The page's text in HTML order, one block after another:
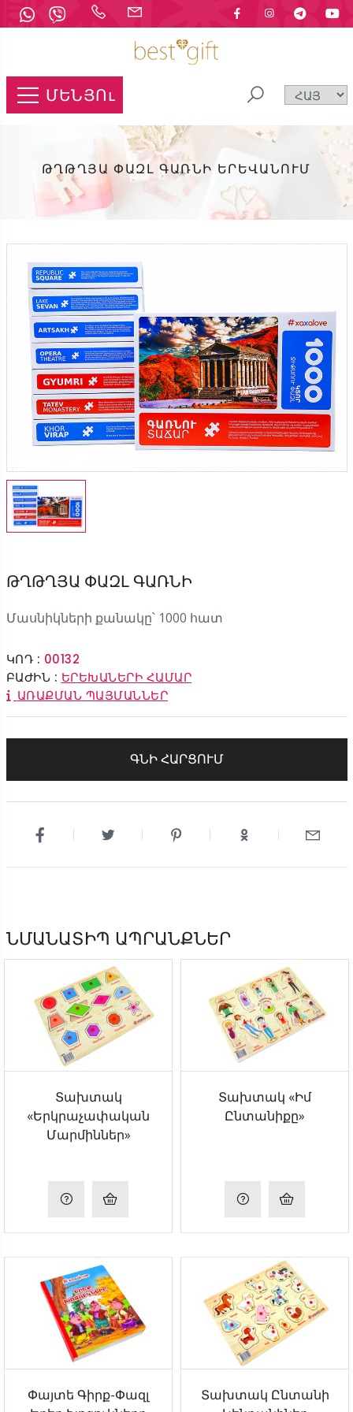
ՄԵՆՅՈւ
ԹՂԹՂՅԱ ՓԱԶԼ ԳԱՌՆԻ ԵՐԵՎԱՆՈՒՄ
ԹՂԹՂՅԱ ՓԱԶԼ ԳԱՌՆԻ
Մասնիկների քանակը՝ 1000 հատ
ԿՈԴ : 00132
ԲԱԺԻՆ : ԵՐԵԽԱՆԵՐԻ ՀԱՄԱՐ
ԱՌԱՔՄԱՆ ՊԱՅՄԱՆՆԵՐ
ԳՆԻ ՀԱՐՑՈՒՄ
ՆՄԱՆԱՏԻՊ ԱՊՐԱՆՔՆԵՐ
Տախտակ
«Երկրաչափական
Մարմիններ»
Տախտակ «Իմ
Ընտանիքը»
Փայտե Գիրք-Փազլ
Տախտակ Ընտանի